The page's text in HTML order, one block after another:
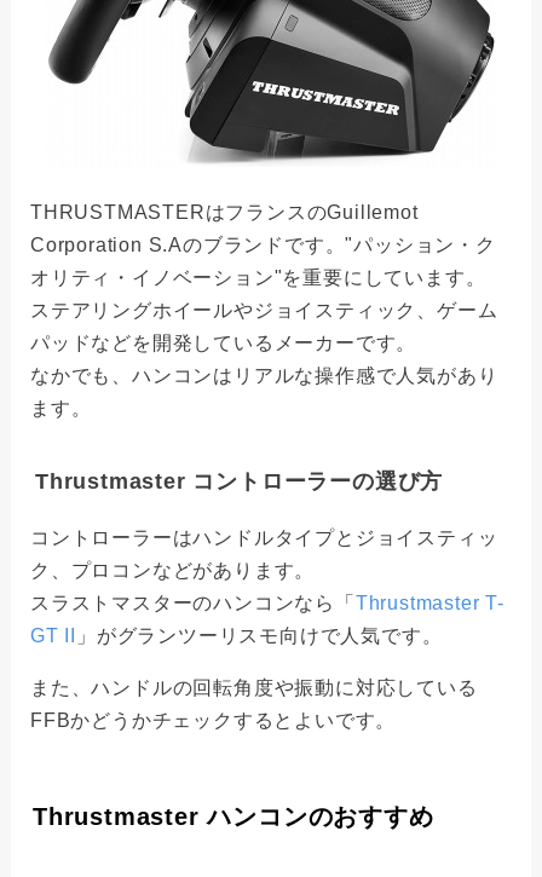
THRUSTMASTERはフランスのGuillemot
Corporation S.Aのブランドです。"パッション・ク
オリティ・イノベーション"を重要にしています。
ステアリングホイールやジョイスティック、ゲーム
パッドなどを開発しているメーカーです。
なかでも、ハンコンはリアルな操作感で人気があり
ます。
Thrustmaster コントローラーの選び方
コントローラーはハンドルタイプとジョイスティッ
ク、プロコンなどがあります。
スラストマスターのハンコンなら「 Thrustmaster T-
GT II
」がグランツーリスモ向けで人気です。
また、ハンドルの回転角度や振動に対応している
FFBかどうかチェックするとよいです。
Thrustmaster ハンコンのおすすめ